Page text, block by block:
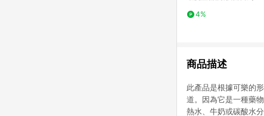
4%
商品描述
此產品是根據可樂的
道。因為它是一種藥
熱水、牛奶或碳酸水